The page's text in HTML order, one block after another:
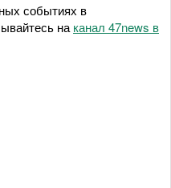
событиях в
на канал 47news в